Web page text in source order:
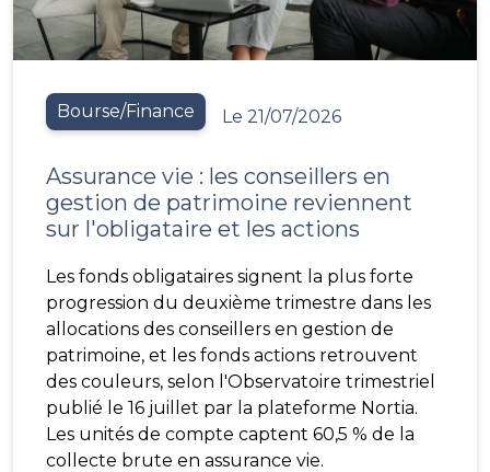
Bourse/Finance Le 21/07/2026
Assurance vie : les conseillers en
gestion de patrimoine reviennent
sur l'obligataire et les actions
Les fonds obligataires signent la plus forte
progression du deuxième trimestre dans les
allocations des conseillers en gestion de
patrimoine, et les fonds actions retrouvent
des couleurs, selon l'Observatoire trimestriel
publié le 16 juillet par la plateforme Nortia.
Les unités de compte captent 60,5 % de la
collecte brute en assurance vie.